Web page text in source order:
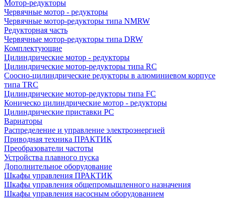
Мотор-редукторы
Червячные мотор - редукторы
Червячные мотор-редукторы типа NMRW
Редукторная часть
Червячные мотор-редукторы типа DRW
Комплектующие
Цилиндрические мотор - редукторы
Цилиндрические мотор-редукторы типа RC
Соосно-цилиндрические редукторы в алюминиевом корпусе
типа TRC
Цилиндрические мотор-редукторы типа FC
Коническо цилиндрические мотор - редукторы
Цилиндрические приставки PC
Вариаторы
Распределение и управление электроэнергией
Приводная техника ПРАКТИК
Преобразователи частоты
Устройства плавного пуска
Дополнительное оборудование
Шкафы управления ПРАКТИК
Шкафы управления общепромышленного назначения
Шкафы управления насосным оборудованием